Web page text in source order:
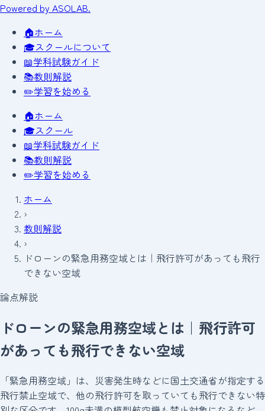
Powered by ASOLAB.
🏠ホーム
🎓スクールについて
📖学科試験ガイド
📚教則解説
✏️学習を始める
🏠ホーム
🎓スクール
📖学科試験ガイド
📚教則解説
✏️学習を始める
ホーム
›
教則解説
›
ドローンの緊急用務空域とは｜飛行許可があっても飛行
できない空域
論点解説
ドローンの緊急用務空域とは｜飛行許可
があっても飛行できない空域
「緊急用務空域」は、災害発生時などに国土交通省が指定する
飛行禁止空域で、他の飛行許可を取っていても飛行できない特